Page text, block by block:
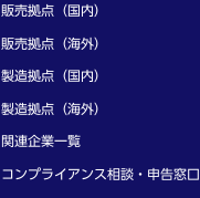
販売拠点（国内）
販売拠点（海外）
製造拠点（国内）
製造拠点（海外）
関連企業一覧
コンプライアンス相談・申告窓口